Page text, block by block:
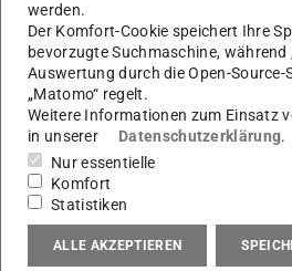
Nachhaltigkeit
11:40 bis 13:20 Uhr VL –
24.04.2015
11:40 bis 13:20 Uhr VL –
Ausgabe Übung
30.04.2015
09:50 bis 11:30 Uhr VL –
werden.
Der Komfort-Cookie speichert Ihre
bevorzugte Suchmaschine, während
Auswertung durch die Open-
„Matomo“ regelt.
Weitere Informationen zum Einsatz
in unserer
Datenschutzerklärung.
Nur essentielle
Komfort
Statistiken
ALLE AKZEPTIEREN